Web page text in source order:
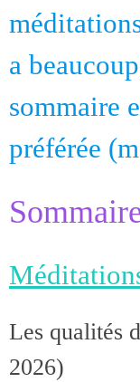
a
sommaire
préférée
Les qualités
2026)